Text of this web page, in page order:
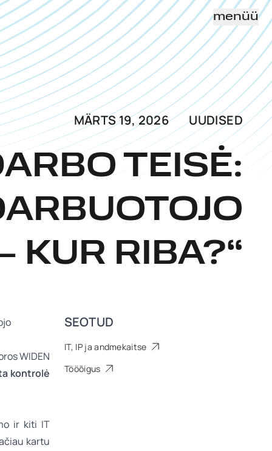
menüü
TEISĖ:
KUR RIBA?“
MÄRTS 19, 2026 UUDISED
SEOTUD
IT, IP ja andmekaitse
Tööõigus
WIDEN
kontrolė
ir kiti IT
kartu